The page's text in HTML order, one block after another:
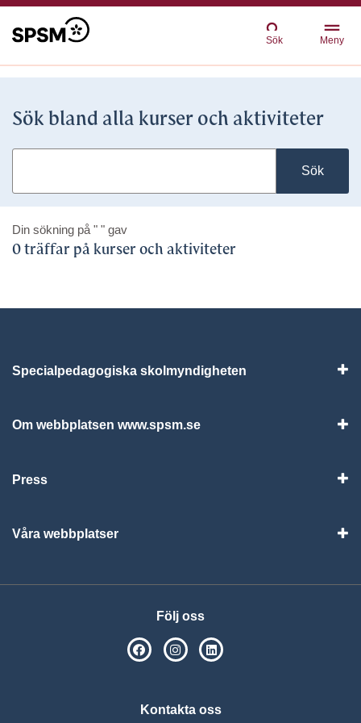
Sök Meny
Sök bland alla kurser och aktiviteter
Sök
Din sökning på " " gav
0 träffar på kurser och aktiviteter
Specialpedagogiska skolmyndigheten
Om webbplatsen www.spsm.se
Press
Våra webbplatser
Följ oss
SPSM på Facebook
SPSM på Instagram
Kontakta oss